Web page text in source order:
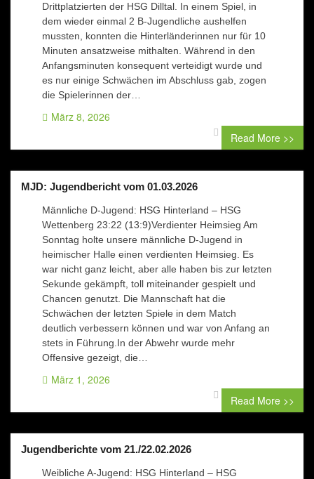
Drittplatzierten der HSG Dilltal. In einem Spiel, in
dem wieder einmal 2 B-Jugendliche aushelfen
mussten, konnten die Hinterländerinnen nur für 10
Minuten ansatzweise mithalten. Während in den
Anfangsminuten konsequent verteidigt wurde und
es nur einige Schwächen im Abschluss gab, zogen
die Spielerinnen der…
März 8, 2026
0 comment
Read More >>
MJD: Jugendbericht vom 01.03.2026
Männliche D-Jugend: HSG Hinterland – HSG
Wettenberg 23:22 (13:9)Verdienter Heimsieg Am
Sonntag holte unsere männliche D-Jugend in
heimischer Halle einen verdienten Heimsieg. Es
war nicht ganz leicht, aber alle haben bis zur letzten
Sekunde gekämpft, toll miteinander gespielt und
Chancen genutzt. Die Mannschaft hat die
Schwächen der letzten Spiele in dem Match
deutlich verbessern können und war von Anfang an
stets in Führung.In der Abwehr wurde mehr
Offensive gezeigt, die…
März 1, 2026
0 comment
Read More >>
Jugendberichte vom 21./22.02.2026
Weibliche A-Jugend: HSG Hinterland – HSG